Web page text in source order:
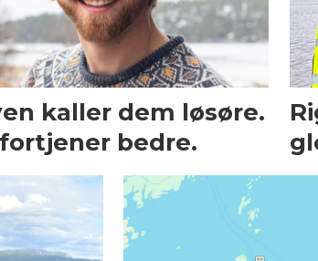
kaller dem løsøre.
bedre.